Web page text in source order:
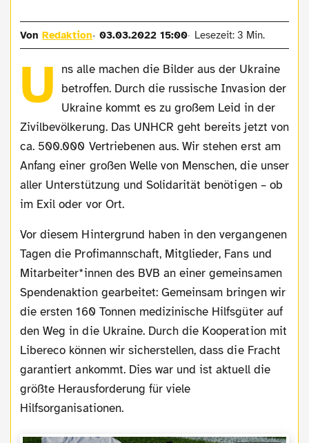
VonRedaktion 03.03.2022 15:00 Lesezeit: 3 Min.
U
ns alle machen die Bilder aus der Ukraine
betroffen. Durch die russische Invasion der
Ukraine kommt es zu großem Leid in der
Zivilbevölkerung. Das UNHCR geht bereits jetzt von
ca. 500.000 Vertriebenen aus. Wir stehen erst am
Anfang einer großen Welle von Menschen, die unser
aller Unterstützung und Solidarität benötigen – ob
im Exil oder vor Ort.
Vor diesem Hintergrund haben in den vergangenen
Tagen die Profimannschaft, Mitglieder, Fans und
Mitarbeiter*innen des BVB an einer gemeinsamen
Spendenaktion gearbeitet: Gemeinsam bringen wir
die ersten 160 Tonnen medizinische Hilfsgüter auf
den Weg in die Ukraine. Durch die Kooperation mit
Libereco können wir sicherstellen, dass die Fracht
garantiert ankommt. Dies war und ist aktuell die
größte Herausforderung für viele
Hilfsorganisationen.